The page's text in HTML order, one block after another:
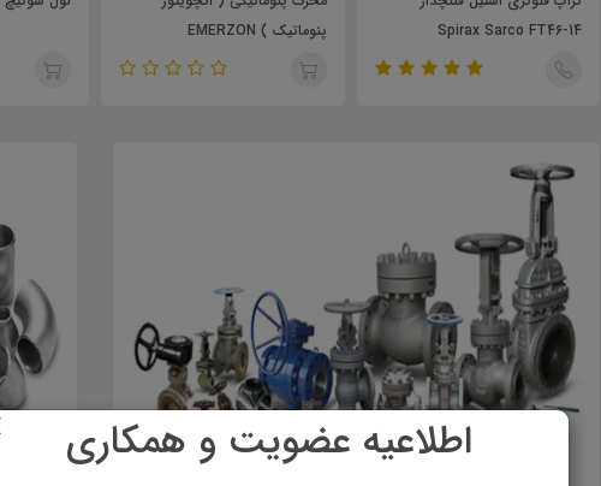
پنوماتیک ) EMERZON
اطلاعیه عضویت و همکاری